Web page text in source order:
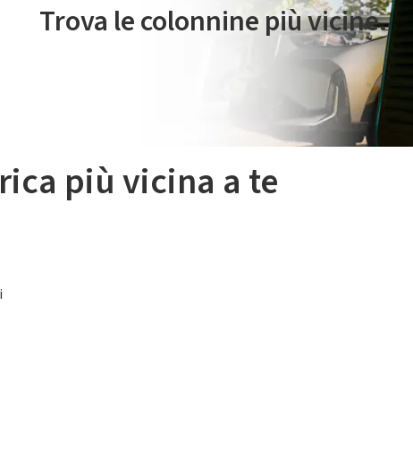
Trova le colonnine più vicine.
più vicina a te